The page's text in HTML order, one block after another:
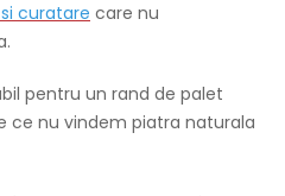
curatare care nu
pentru un rand de palet
ce nu vindem piatra naturala